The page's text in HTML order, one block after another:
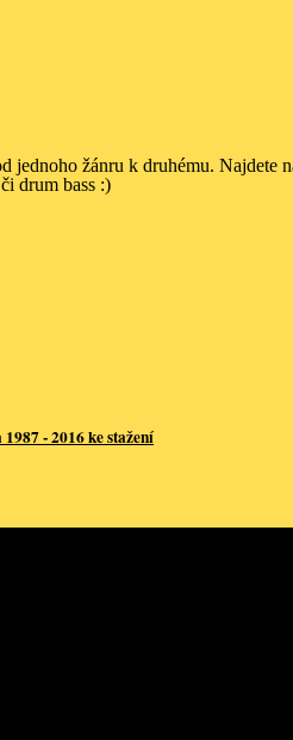
jednoho žánru k druhému. Najdete
drum bass :)
- 2016 ke stažení